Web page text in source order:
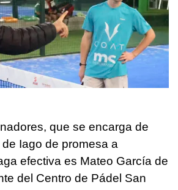
que se encarga de
Iago de promesa a
efectiva es Mateo García de
del Centro de Pádel San